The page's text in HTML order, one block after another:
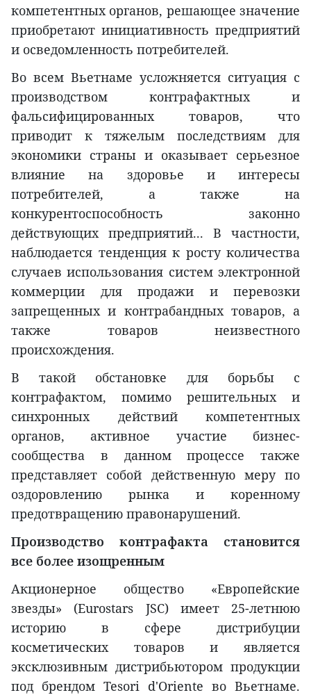
компетентных органов, решающее значение
приобретают инициативность предприятий
и осведомленность потребителей.
Во всем Вьетнаме усложняется ситуация с
производством контрафактных и
фальсифицированных товаров, что
приводит к тяжелым последствиям для
экономики страны и оказывает серьезное
влияние на здоровье и интересы
потребителей, а также на
конкурентоспособность законно
действующих предприятий... В частности,
наблюдается тенденция к росту количества
случаев использования систем электронной
коммерции для продажи и перевозки
запрещенных и контрабандных товаров, а
также товаров неизвестного
происхождения.
В такой обстановке для борьбы с
контрафактом, помимо решительных и
синхронных действий компетентных
органов, активное участие бизнес-
сообщества в данном процессе также
представляет собой действенную меру по
оздоровлению рынка и коренному
предотвращению правонарушений.
Производство контрафакта становится
все более изощренным
Акционерное общество «Европейские
звезды» (Eurostars JSC) имеет 25-летнюю
историю в сфере дистрибуции
косметических товаров и является
эксклюзивным дистрибьютором продукции
под брендом Tesori d'Oriente во Вьетнаме.